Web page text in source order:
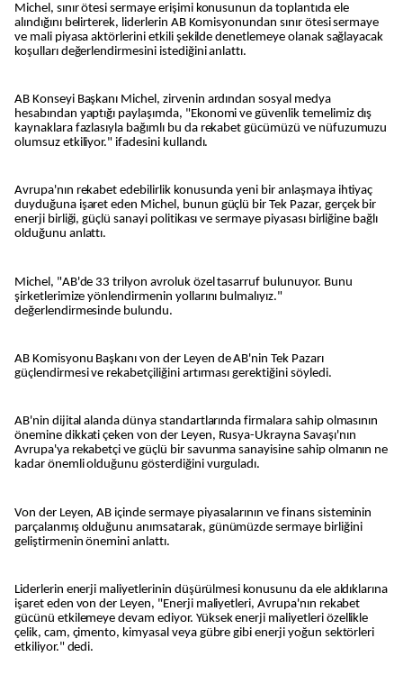
Michel, sınır ötesi sermaye erişimi konusunun da toplantıda ele
alındığını belirterek, liderlerin AB Komisyonundan sınır ötesi sermaye
ve mali piyasa aktörlerini etkili şekilde denetlemeye olanak sağlayacak
koşulları değerlendirmesini istediğini anlattı.
AB Konseyi Başkanı Michel, zirvenin ardından sosyal medya
hesabından yaptığı paylaşımda, "Ekonomi ve güvenlik temelimiz dış
kaynaklara fazlasıyla bağımlı bu da rekabet gücümüzü ve nüfuzumuzu
olumsuz etkiliyor." ifadesini kullandı.
Avrupa'nın rekabet edebilirlik konusunda yeni bir anlaşmaya ihtiyaç
duyduğuna işaret eden Michel, bunun güçlü bir Tek Pazar, gerçek bir
enerji birliği, güçlü sanayi politikası ve sermaye piyasası birliğine bağlı
olduğunu anlattı.
Michel, "AB'de 33 trilyon avroluk özel tasarruf bulunuyor. Bunu
şirketlerimize yönlendirmenin yollarını bulmalıyız."
değerlendirmesinde bulundu.
AB Komisyonu Başkanı von der Leyen de AB'nin Tek Pazarı
güçlendirmesi ve rekabetçiliğini artırması gerektiğini söyledi.
AB'nin dijital alanda dünya standartlarında firmalara sahip olmasının
önemine dikkati çeken von der Leyen, Rusya-Ukrayna Savaşı'nın
Avrupa'ya rekabetçi ve güçlü bir savunma sanayisine sahip olmanın ne
kadar önemli olduğunu gösterdiğini vurguladı.
Von der Leyen, AB içinde sermaye piyasalarının ve finans sisteminin
parçalanmış olduğunu anımsatarak, günümüzde sermaye birliğini
geliştirmenin önemini anlattı.
Liderlerin enerji maliyetlerinin düşürülmesi konusunu da ele aldıklarına
işaret eden von der Leyen, "Enerji maliyetleri, Avrupa'nın rekabet
gücünü etkilemeye devam ediyor. Yüksek enerji maliyetleri özellikle
çelik, cam, çimento, kimyasal veya gübre gibi enerji yoğun sektörleri
etkiliyor." dedi.